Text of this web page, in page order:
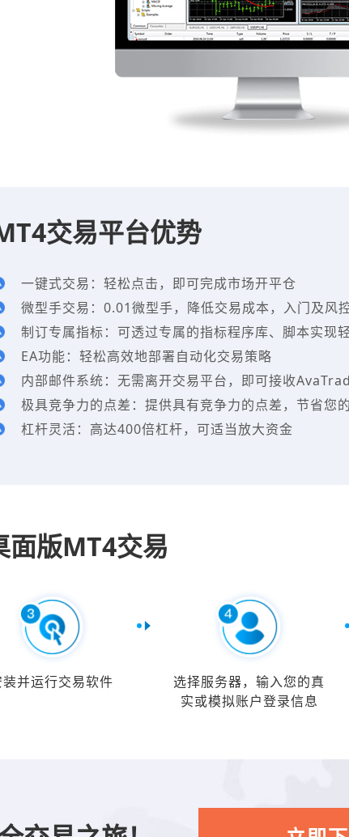
交易平台优势
一键式交易：轻松点击，即可完成市场开平仓
微型手交易：0.01微型手，降低交易成本，入门及风
制订专属指标：可透过专属的指标程序库、脚本实现
EA功能：轻松高效地部署自动化交易策略
内部邮件系统：无需离开交易平台，即可接收
极具竞争力的点差：提供具有竞争力的点差，节省您
杠杆灵活：高达400倍杠杆，可适当放大资金
面版MT4交易
装并运行交易软件
选择服务器，输入您的真
实或模拟账户登录信息